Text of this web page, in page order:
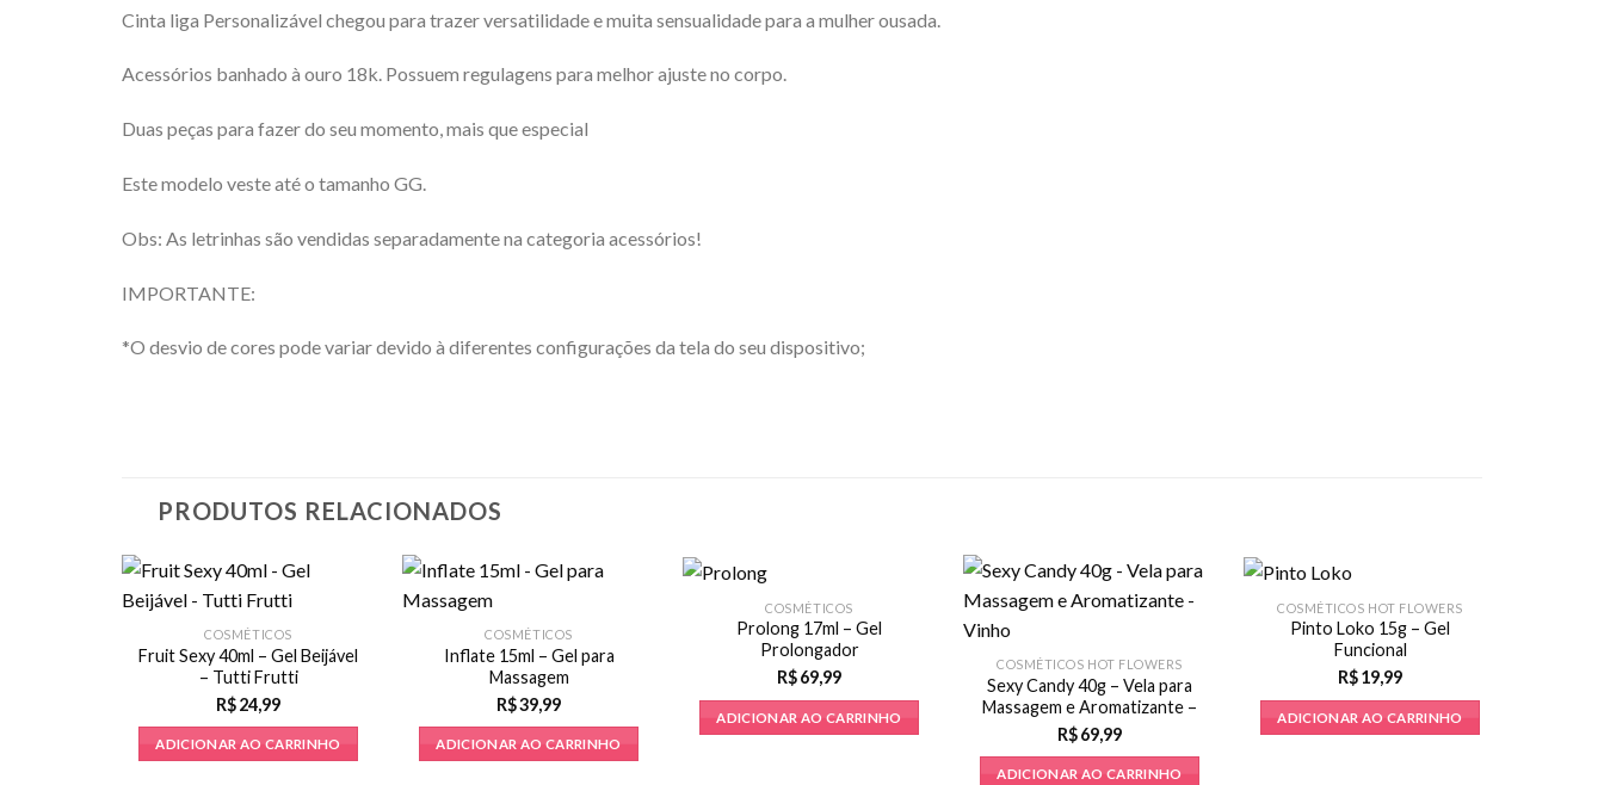
Cinta liga Personalizável chegou para trazer versatilidade e muita sensualidade para a mulher ousada.
Acessórios banhado à ouro 18k. Possuem regulagens para melhor ajuste no corpo.
Duas peças para fazer do seu momento, mais que especial
Este modelo veste até o tamanho GG.
Obs: As letrinhas são vendidas separadamente na categoria acessórios!
IMPORTANTE:
*O desvio de cores pode variar devido à diferentes configurações da tela do seu dispositivo;
PRODUTOS RELACIONADOS
COSMÉTICOS
Fruit Sexy 40ml – Gel Beijável
– Tutti Frutti
R$ 24,99
ADICIONAR AO CARRINHO
COSMÉTICOS
Inflate 15ml – Gel para
Massagem
R$39,99
ADICIONAR AO CARRINHO
COSMÉTICOS
Prolong 17ml – Gel
Prolongador
R$ 69,99
ADICIONAR AO CARRINHO
COSMÉTICOS HOT FLOWERS
Sexy Candy 40g – Vela para
Massagem e Aromatizante –
Vinho
R$ 69,99
ADICIONAR AO CARRINHO
COSMÉTICOS HOT FLOWERS
Pinto Loko 15g – Gel
Funcional
R$ 19,99
ADICIONAR AO CARRINHO